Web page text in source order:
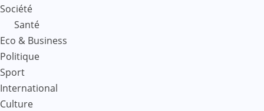
Société
Santé
Eco & Business
Politique
Sport
International
Culture